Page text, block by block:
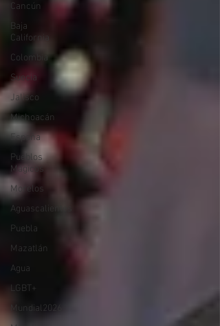
Cancún
Baja
California
Colombia
Suecia
Jalisco
Michoacán
España
Pueblos
Mágicos
Morelos
Aguascalientes
Puebla
Mazatlán
Agua
LGBT+
Mundial2026